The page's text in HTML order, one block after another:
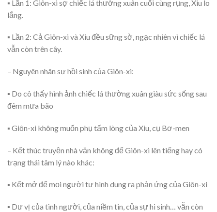
▪ Lần 1: Giôn-xi sợ chiếc lá thường xuân cuối cùng rụng, Xiu lo
lắng.
▪ Lần 2: Cả Giôn-xi và Xiu đều sững sờ, ngạc nhiên vì chiếc lá
vẫn còn trên cây.
– Nguyên nhân sự hồi sinh của Giôn-xi:
▪ Do cô thấy hình ảnh chiếc lá thường xuân giàu sức sống sau
đêm mưa bão
▪ Giôn-xi không muốn phụ tấm lòng của Xiu, cụ Bơ-men
– Kết thúc truyện nhà văn không để Giôn-xi lên tiếng hay có
trạng thái tâm lý nào khác:
▪ Kết mở để mọi người tự hình dung ra phản ứng của Giôn-xi
▪ Dư vị của tình người, của niềm tin, của sự hi sinh… vẫn còn